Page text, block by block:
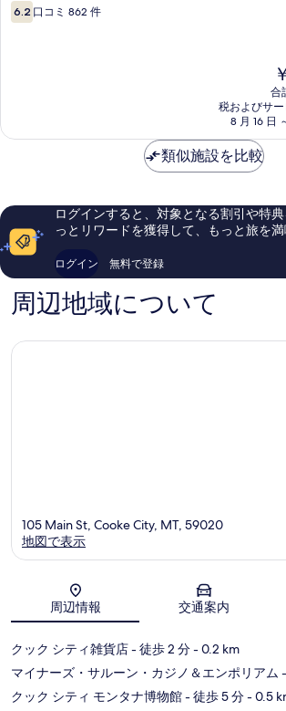
べ
を
す
る
ー
ト
10
段
862
口
ミ
6.2 口コミ 862 件
現
在
の
料
金
合
税およびサ
8 月 16 日
類似施設を比較
ログインすると、対象となる割引や特
っとリワードを獲得して、もっと旅を満
ログイン 無料で登録
周辺地域について
地図
105 Main St, Cooke City, MT, 59020
地図で表示
周辺情報 交通案内
クック シティ雑貨店- 徒歩 2 分- 0.2 km
マイナーズ・サルーン・カジノ＆エンポリアム
クック シティ モンタナ博物館- 徒歩 5 分- 0.5